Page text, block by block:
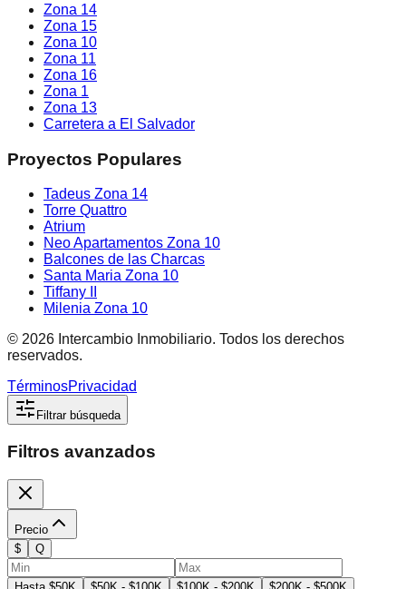
Zona 14
Zona 15
Zona 10
Zona 11
Zona 16
Zona 1
Zona 13
Carretera a El Salvador
Proyectos Populares
Tadeus Zona 14
Torre Quattro
Atrium
Neo Apartamentos Zona 10
Balcones de las Charcas
Santa Maria Zona 10
Tiffany II
Milenia Zona 10
© 2026 Intercambio Inmobiliario. Todos los derechos
reservados.
TérminosPrivacidad
Filtrar búsqueda
Filtros avanzados
Precio
$
Q